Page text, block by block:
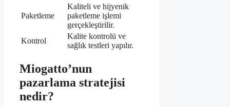
Paketleme
Kaliteli ve hijyenik
paketleme işlemi
gerçekleştirilir.
Kontrol
Kalite kontrolü ve
sağlık testleri yapılır.
Miogatto’nun
pazarlama stratejisi
nedir?